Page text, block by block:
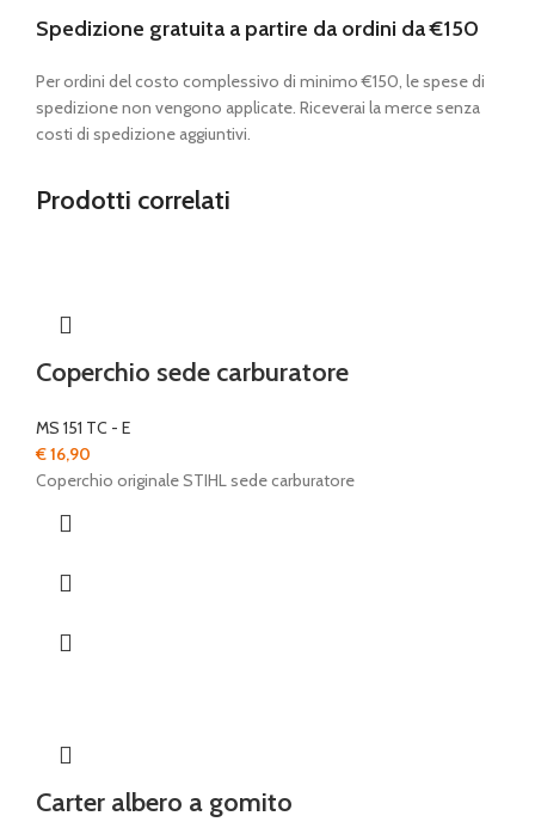
Spedizione gratuita a partire da ordini da €150
Per ordini del costo complessivo di minimo €150, le spese di
spedizione non vengono applicate. Riceverai la merce senza
costi di spedizione aggiuntivi.
Prodotti correlati
Coperchio sede carburatore
MS 151 TC - E
€16,90
Coperchio originale STIHL sede carburatore
Carter albero a gomito